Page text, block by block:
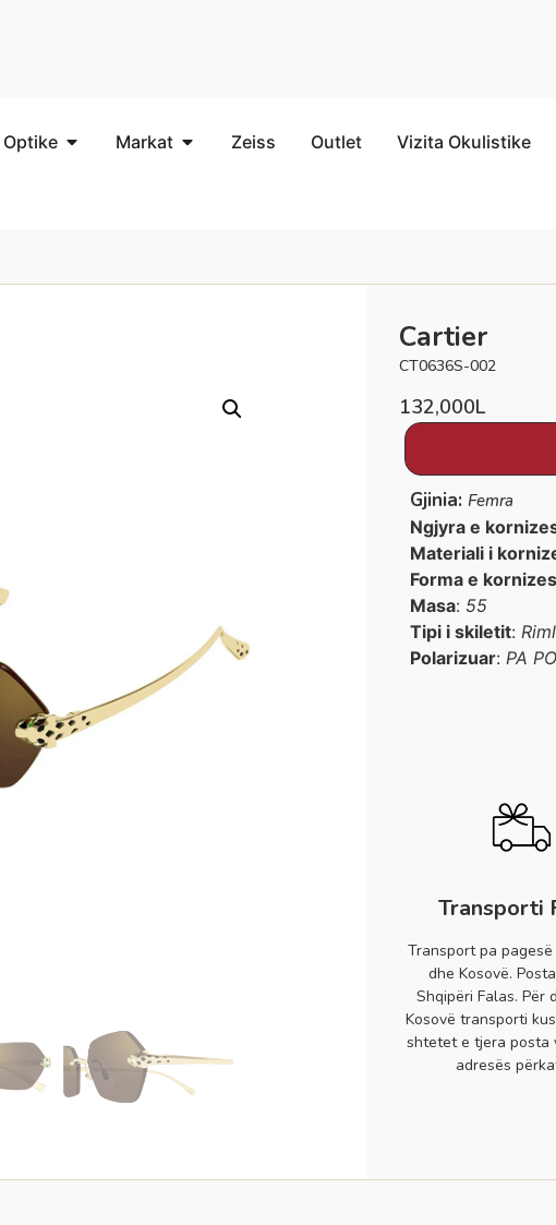
Optike Markat Zeiss Outlet
Vizita Okulistike
Cartier
CT0636S-002
132,000L
Gjinia:Femra
Ngjyra e
Materiali i
Forma e kornizes
Masa: 55
Tipi i skiletit:
Polarizuar:PA
Transporti
Transport pa
dhe Kosovë.
Shqipëri Falas. Për
Kosovë transporti
shtetet e tjera posta
adresës